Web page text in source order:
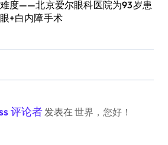
度——北京爱尔眼科医院为93岁患
+白内障手术
评论者发表在 世界，您好！